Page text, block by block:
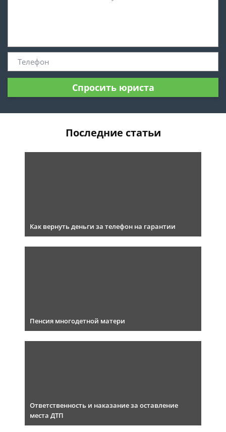
Спросить юриста
Последние статьи
Как вернуть деньги за телефон на гарантии
Пенсия многодетной матери
Ответственность и наказание за оставление
места ДТП